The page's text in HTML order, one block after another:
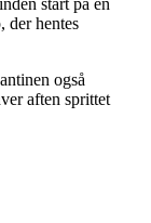
start på en
der hentes
også
aften sprittet